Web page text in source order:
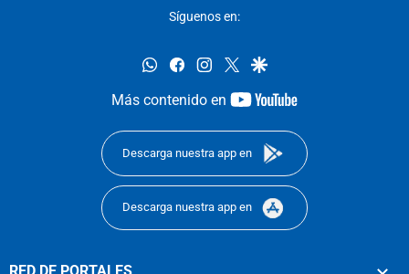
Síguenos en:
whatsappfacebookinstagram
twittergoogle
Más contenido en
youtube-
Descarga nuestra app en
Descarga nuestra app en